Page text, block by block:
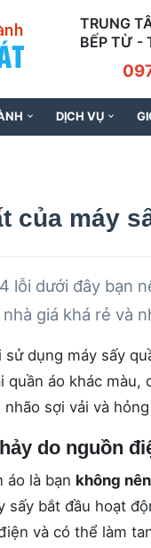
TRUNG
BẾP TỪ -
DỊCH VỤ
của máy
lỗi dưới đây bạn
giá khá rẻ và
dụng máy sấy
quần áo khác
sợi vải và
do nguồn
áo là bạn không
sấy bắt đầu hoạt
và có thể làm